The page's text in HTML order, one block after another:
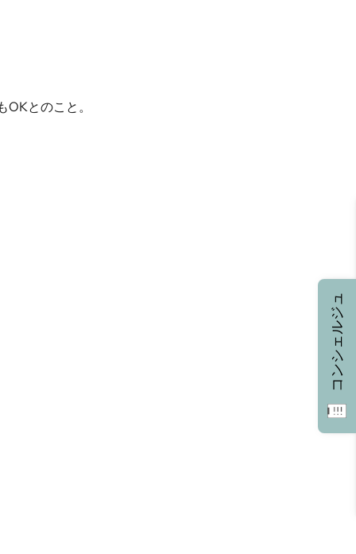
とのこと。
コンシェルジュ